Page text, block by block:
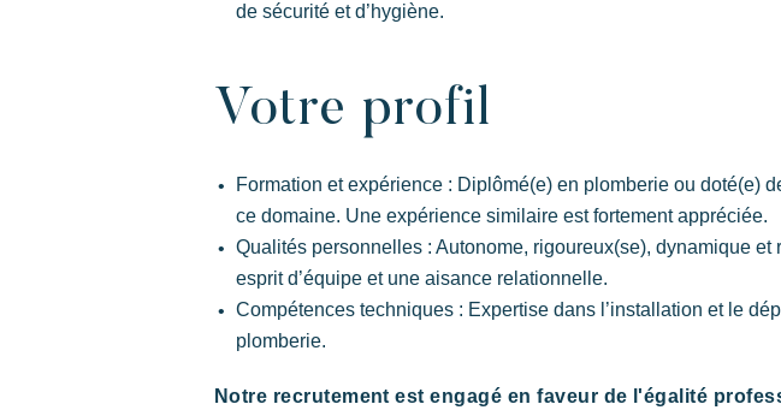
de sécurité et d’hygiène.
Votre profil
Formation et expérience : Diplômé(e) en plomberie ou doté(e)
ce domaine. Une expérience similaire est fortement appréciée.
Qualités personnelles : Autonome, rigoureux(se), dynamique et
esprit d’équipe et une aisance relationnelle.
Compétences techniques : Expertise dans l’installation et le
plomberie.
Notre recrutement est engagé en faveur de l'égalité